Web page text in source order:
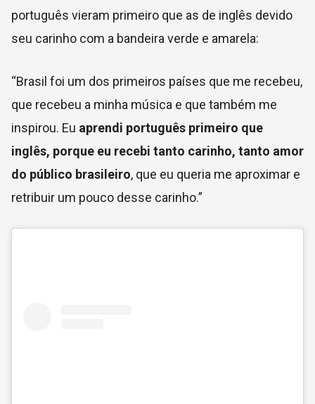
português vieram primeiro que as de inglês devido
seu carinho com a bandeira verde e amarela:
“Brasil foi um dos primeiros países que me recebeu,
que recebeu a minha música e que também me
inspirou. Eu aprendi português primeiro que
inglês, porque eu recebi tanto carinho, tanto amor
do público brasileiro, que eu queria me aproximar e
retribuir um pouco desse carinho.”